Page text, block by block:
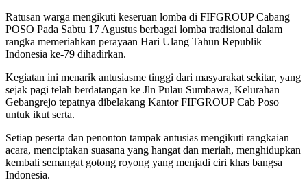
Ratusan warga mengikuti keseruan lomba di FIFGROUP Cabang
POSO Pada Sabtu 17 Agustus berbagai lomba tradisional dalam
rangka memeriahkan perayaan Hari Ulang Tahun Republik
Indonesia ke-79 dihadirkan.
Kegiatan ini menarik antusiasme tinggi dari masyarakat sekitar, yang
sejak pagi telah berdatangan ke Jln Pulau Sumbawa, Kelurahan
Gebangrejo tepatnya dibelakang Kantor FIFGROUP Cab Poso
untuk ikut serta.
Setiap peserta dan penonton tampak antusias mengikuti rangkaian
acara, menciptakan suasana yang hangat dan meriah, menghidupkan
kembali semangat gotong royong yang menjadi ciri khas bangsa
Indonesia.